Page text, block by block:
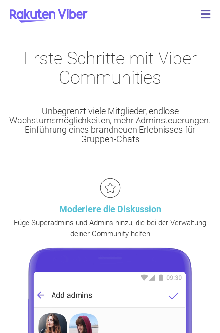
Erste Schritte mit Viber
Communities
Unbegrenzt viele Mitglieder, endlose
Wachstumsmöglichkeiten, mehr Adminsteuerungen.
Einführung eines brandneuen Erlebnisses für
Gruppen-Chats
Moderiere die Diskussion
Füge Superadmins und Admins hinzu, die bei der Verwaltung
deiner Community helfen